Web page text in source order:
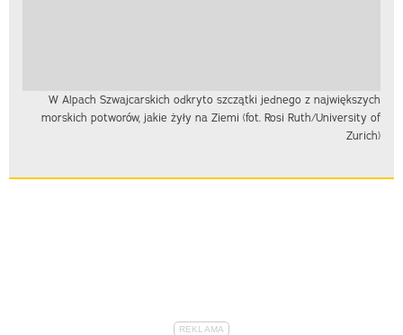
W Alpach Szwajcarskich odkryto szczątki jednego z największych
morskich potworów, jakie żyły na Ziemi (fot. Rosi Ruth/University of
Zurich)